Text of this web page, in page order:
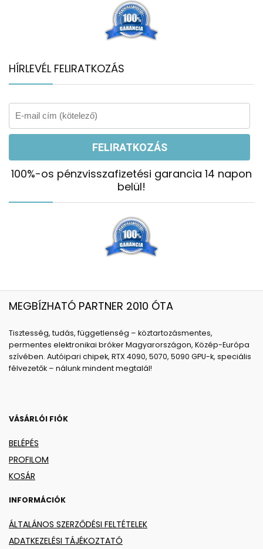
HÍRLEVÉL FELIRATKOZÁS
100%-os pénzvisszafizetési garancia 14 napon
belül!
MEGBÍZHATÓ PARTNER 2010 ÓTA
Tisztesség, tudás, függetlenség – köztartozásmentes,
permentes elektronikai bróker Magyarországon, Közép-Európa
szívében. Autóipari chipek, RTX 4090, 5070, 5090 GPU-k, speciális
félvezetők – nálunk mindent megtalál!
VÁSÁRLÓI FIÓK
BELÉPÉS
PROFILOM
KOSÁR
INFORMÁCIÓK
ÁLTALÁNOS SZERZŐDÉSI FELTÉTELEK
ADATKEZELÉSI TÁJÉKOZTATÓ